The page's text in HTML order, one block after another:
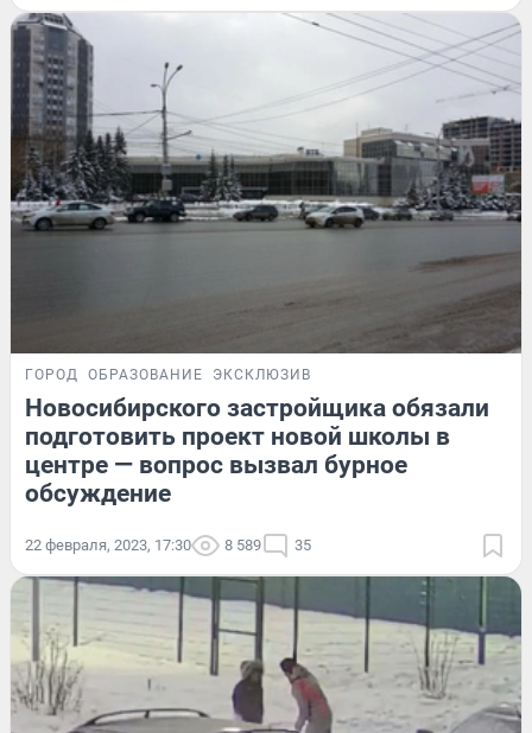
ГОРОД ОБРАЗОВАНИЕ ЭКСКЛЮЗИВ
Новосибирского застройщика обязали
подготовить проект новой школы в
центре — вопрос вызвал бурное
обсуждение
22 февраля, 2023, 17:30 8 589 35